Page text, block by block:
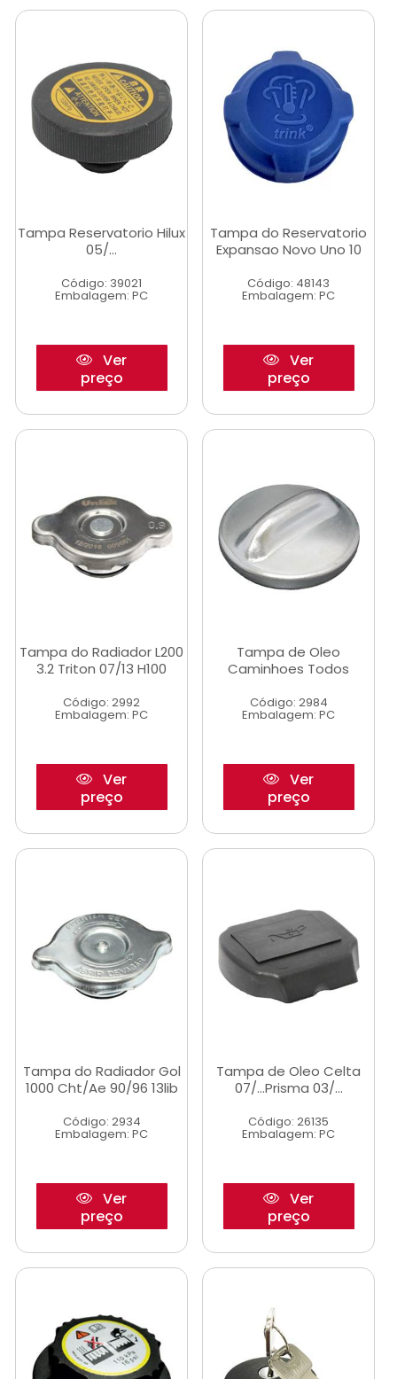
Tampa Reservatorio Hilux
05/...
Código: 39021
Embalagem: PC
Ver
preço
Tampa do Reservatorio
Expansao Novo Uno 10
Código: 48143
Embalagem: PC
Ver
preço
Tampa do Radiador L200
3.2 Triton 07/13 H100
Código: 2992
Embalagem: PC
Ver
preço
Tampa de Oleo
Caminhoes Todos
Código: 2984
Embalagem: PC
Ver
preço
Tampa do Radiador Gol
1000 Cht/Ae 90/96 13lib
Código: 2934
Embalagem: PC
Ver
preço
Tampa de Oleo Celta
07/...Prisma 03/...
Código: 26135
Embalagem: PC
Ver
preço